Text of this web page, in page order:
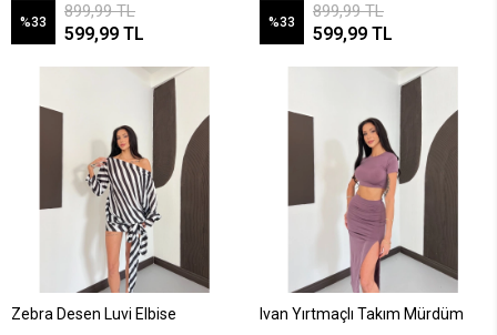
%33
899,99 TL
599,99 TL
%33
899,99 TL
599,99 TL
Zebra Desen Luvi Elbise Ivan Yırtmaçlı Takım Mürdüm